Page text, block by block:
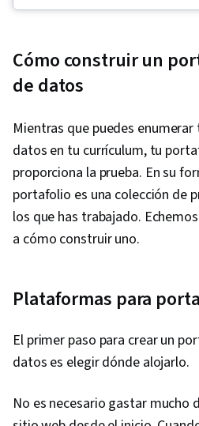
Programming
SQL, Analytical
Making, Data
Software, Analytics,
Software, Data
Transformation,
Determination,
Programming,
Engineering Tools,
AI, Prompt
Professional
Communication
Stakeholder
Cómo construir un
de datos
Mientras que puedes
datos en tu currículum, tu
proporciona la prueba. En su
portafolio es una colección de
los que has trabajado.
a cómo construir uno.
Plataformas para
El primer paso para crear un
datos es elegir dónde alojarlo.
No es necesario gastar mucho